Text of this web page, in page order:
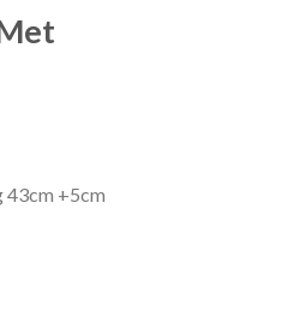
43cm +5cm